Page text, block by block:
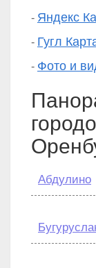
- Яндекс
- Гугл
- Фото и
Абдулино